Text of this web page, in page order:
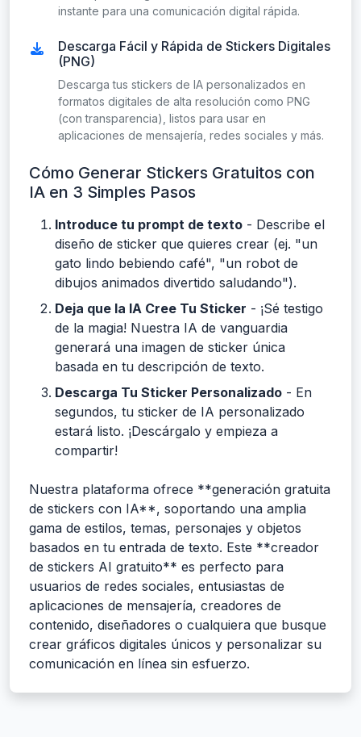
instante para una comunicación digital rápida.
Descarga Fácil y Rápida de Stickers Digitales
(PNG)
Descarga tus stickers de IA personalizados en
formatos digitales de alta resolución como PNG
(con transparencia), listos para usar en
aplicaciones de mensajería, redes sociales y más.
Cómo Generar Stickers Gratuitos con
IA en 3 Simples Pasos
Introduce tu prompt de texto - Describe el
diseño de sticker que quieres crear (ej. "un
gato lindo bebiendo café", "un robot de
dibujos animados divertido saludando").
Deja que la IA Cree Tu Sticker - ¡Sé testigo
de la magia! Nuestra IA de vanguardia
generará una imagen de sticker única
basada en tu descripción de texto.
Descarga Tu Sticker Personalizado - En
segundos, tu sticker de IA personalizado
estará listo. ¡Descárgalo y empieza a
compartir!
Nuestra plataforma ofrece **generación gratuita
de stickers con IA**, soportando una amplia
gama de estilos, temas, personajes y objetos
basados en tu entrada de texto. Este **creador
de stickers AI gratuito** es perfecto para
usuarios de redes sociales, entusiastas de
aplicaciones de mensajería, creadores de
contenido, diseñadores o cualquiera que busque
crear gráficos digitales únicos y personalizar su
comunicación en línea sin esfuerzo.